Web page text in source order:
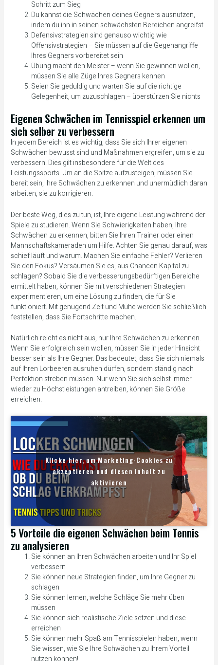
Schritt zum Sieg
Du kannst die Schwächen deines Gegners ausnutzen,
indem du ihn in seinen schwächsten Bereichen angreifst
Defensivstrategien sind genauso wichtig wie
Offensivstrategien – Sie müssen auf die Gegenangriffe
Ihres Gegners vorbereitet sein
Übung macht den Meister – wenn Sie gewinnen wollen,
müssen Sie alle Züge Ihres Gegners kennen
Seien Sie geduldig und warten Sie auf die richtige
Gelegenheit, um zuzuschlagen – überstürzen Sie nichts
Eigenen Schwächen im Tennisspiel erkennen um
sich selber zu verbessern
In jedem Bereich ist es wichtig, dass Sie sich Ihrer eigenen
Schwächen bewusst sind und Maßnahmen ergreifen, um sie zu
verbessern. Dies gilt insbesondere für die Welt des
Leistungssports. Um an die Spitze aufzusteigen, müssen Sie
bereit sein, Ihre Schwächen zu erkennen und unermüdlich daran
arbeiten, sie zu korrigieren.
Der beste Weg, dies zu tun, ist, Ihre eigene Leistung während der
Spiele zu studieren. Wenn Sie Schwierigkeiten haben, Ihre
Schwächen zu erkennen, bitten Sie Ihren Trainer oder einen
Mannschaftskameraden um Hilfe. Achten Sie genau darauf, was
schief läuft und warum. Machen Sie einfache Fehler? Verlieren
Sie den Fokus? Versäumen Sie es, aus Chancen Kapital zu
schlagen? Sobald Sie die verbesserungsbedürftigen Bereiche
ermittelt haben, können Sie mit verschiedenen Strategien
experimentieren, um eine Lösung zu finden, die für Sie
funktioniert. Mit genügend Zeit und Mühe werden Sie schließlich
feststellen, dass Sie Fortschritte machen.
Natürlich reicht es nicht aus, nur Ihre Schwächen zu erkennen.
Wenn Sie erfolgreich sein wollen, müssen Sie in jeder Hinsicht
besser sein als Ihre Gegner. Das bedeutet, dass Sie sich niemals
auf Ihren Lorbeeren ausruhen dürfen, sondern ständig nach
Perfektion streben müssen. Nur wenn Sie sich selbst immer
wieder zu Höchstleistungen antreiben, können Sie Größe
erreichen.
Klicke hier, um Marketing-Cookies zu
akzeptieren und diesen Inhalt zu
aktivieren
5 Vorteile die eigenen Schwächen beim Tennis
zu analysieren
Sie können an Ihren Schwächen arbeiten und Ihr Spiel
verbessern
Sie können neue Strategien finden, um Ihre Gegner zu
schlagen
Sie können lernen, welche Schläge Sie mehr üben
müssen
Sie können sich realistische Ziele setzen und diese
erreichen
Sie können mehr Spaß am Tennisspielen haben, wenn
Sie wissen, wie Sie Ihre Schwächen zu Ihrem Vorteil
nutzen können!